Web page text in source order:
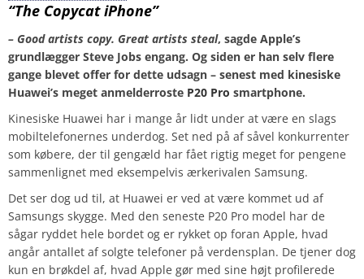
“The Copycat iPhone”
– Good artists copy. Great artists steal, sagde Apple’s
grundlægger Steve Jobs engang. Og siden er han selv flere
gange blevet offer for dette udsagn – senest med kinesiske
Huawei’s meget anmelderroste P20 Pro smartphone.
Kinesiske Huawei har i mange år lidt under at være en slags
mobiltelefonernes underdog. Set ned på af såvel konkurrenter
som købere, der til gengæld har fået rigtig meget for pengene
sammenlignet med eksempelvis ærkerivalen Samsung.
Det ser dog ud til, at Huawei er ved at være kommet ud af
Samsungs skygge. Med den seneste P20 Pro model har de
sågar ryddet hele bordet og er rykket op foran Apple, hvad
angår antallet af solgte telefoner på verdensplan. De tjener dog
kun en brøkdel af, hvad Apple gør med sine højt profilerede